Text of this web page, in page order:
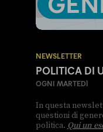
NEWSLETTER
POLITICA DI
OGNI MARTEDÌ
In questa
questioni di
politica. Qui un